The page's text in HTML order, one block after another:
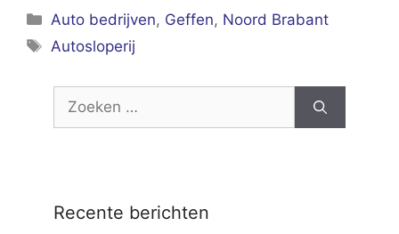
Categorieën
Auto bedrijven, Geffen, Noord Brabant
Tags
Autosloperij
Zoek
Recente berichten